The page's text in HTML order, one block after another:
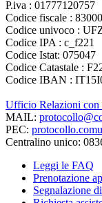
P.iva : 01777120757
Codice fiscale :
Codice univoco :
Codice IPA : c_f221
Codice Istat: 075047
Codice Catastale :
Codice IBAN :
Ufficio Relazioni
MAIL:
PEC:
Centralino unico:
Leggi le FAQ
Prenotazione
Segnalazione